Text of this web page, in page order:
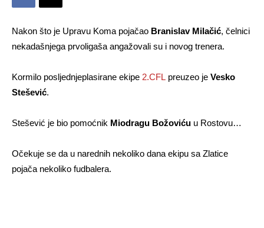
Nakon što je Upravu Koma pojačao Branislav Milačić, čelnici
nekadašnjega prvoligaša angažovali su i novog trenera.
Kormilo posljednjeplasirane ekipe 2.CFL preuzeo je Vesko
Stešević.
Stešević je bio pomoćnik Miodragu Božoviću u Rostovu…
Očekuje se da u narednih nekoliko dana ekipu sa Zlatice
pojača nekoliko fudbalera.